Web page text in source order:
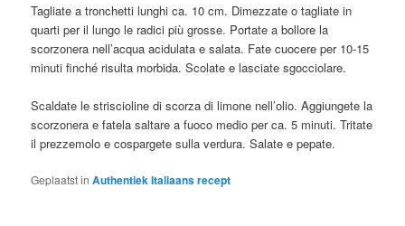
Tagliate a tronchetti lunghi ca. 10 cm. Dimezzate o tagliate in
quarti per il lungo le radici più grosse. Portate a bollore la
scorzonera nell’acqua acidulata e salata. Fate cuocere per 10-15
minuti finché risulta morbida. Scolate e lasciate sgocciolare.
Scaldate le striscioline di scorza di limone nell’olio. Aggiungete la
scorzonera e fatela saltare a fuoco medio per ca. 5 minuti. Tritate
il prezzemolo e cospargete sulla verdura. Salate e pepate.
Geplaatst in Authentiek Italiaans recept